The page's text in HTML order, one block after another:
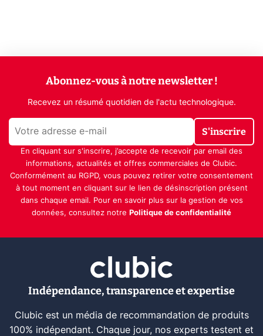
Abonnez-vous à notre newsletter !
Recevez un résumé quotidien de l'actu technologique.
S'inscrire
En cliquant sur s'inscrire, j’accepte de recevoir par email des
informations, actualités et offres commerciales de Clubic.
Conformément au RGPD, vous pouvez retirer votre consentement
à tout moment en cliquant sur le lien de désinscription présent
dans chaque email. Pour en savoir plus sur la gestion de vos
données, consultez notre Politique de confidentialité
Indépendance, transparence et expertise
Clubic est un média de recommandation de produits
100% indépendant. Chaque jour, nos experts testent et